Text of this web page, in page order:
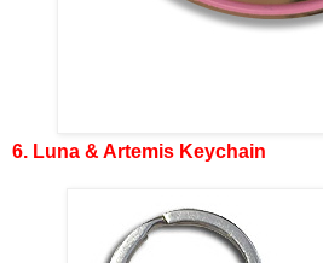
6. Luna & Artemis Keychain